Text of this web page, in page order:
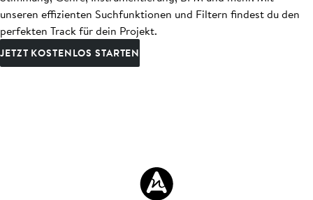
unseren effizienten Suchfunktionen und Filtern findest du den
perfekten Track für dein Projekt.
JETZT KOSTENLOS STARTEN